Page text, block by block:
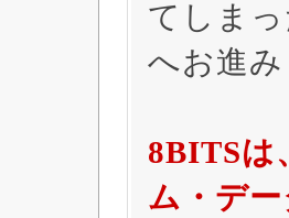
てしま
へお進み
8BITSは
ム・デ